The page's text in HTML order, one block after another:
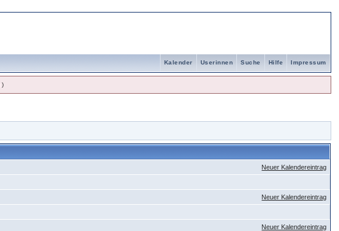
Impressum
Hilfe
Suche
Userinnen
Kalender
)
Neuer Kalendereintrag
Neuer Kalendereintrag
Neuer Kalendereintrag